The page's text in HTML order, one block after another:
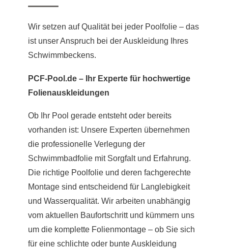
Wir setzen auf Qualität bei jeder Poolfolie – das
ist unser Anspruch bei der Auskleidung Ihres
Schwimmbeckens.
PCF-Pool.de – Ihr Experte für hochwertige
Folienauskleidungen
Ob Ihr Pool gerade entsteht oder bereits
vorhanden ist: Unsere Experten übernehmen
die professionelle Verlegung der
Schwimmbadfolie mit Sorgfalt und Erfahrung.
Die richtige Poolfolie und deren fachgerechte
Montage sind entscheidend für Langlebigkeit
und Wasserqualität. Wir arbeiten unabhängig
vom aktuellen Baufortschritt und kümmern uns
um die komplette Folienmontage – ob Sie sich
für eine schlichte oder bunte Auskleidung